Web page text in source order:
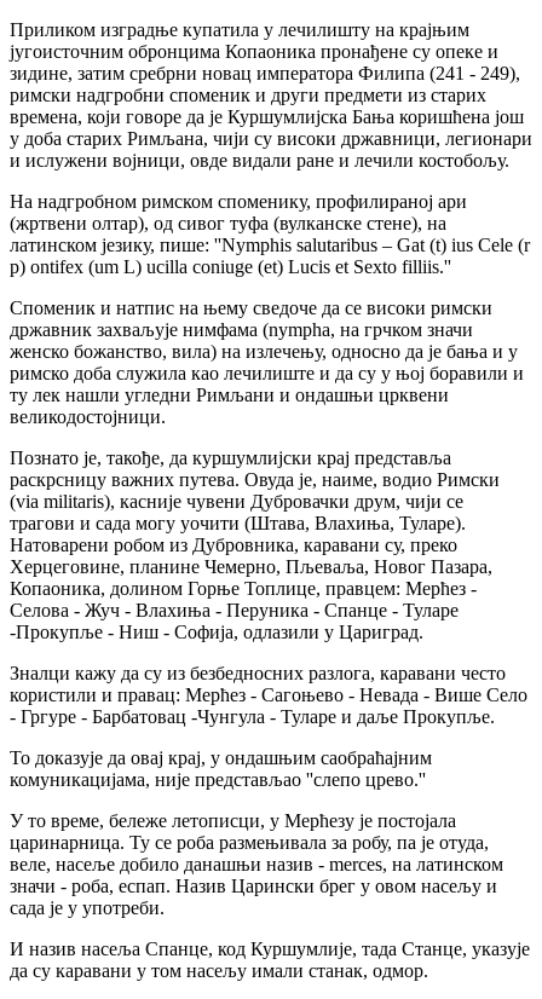
Приликом изградње купатила у лечилишту на крајњим
југоисточним обронцима Копаоника пронађене су опеке и
зидине, затим сребрни новац императора Филипа (241 - 249),
римски надгробни споменик и други предмети из старих
времена, који говоре да је Куршумлијска Бања коришћена још
у доба старих Римљана, чији су високи државници, легионари
и ислужени војници, овде видали ране и лечили костобољу.
На надгробном римском споменику, профилираној ари
(жртвени олтар), од сивог туфа (вулканске стене), на
латинском језику, пише: ''Nymphis salutaribus – Gat (t) ius Cele (r
p) ontifex (um L) ucilla coniuge (et) Lucis et Sexto filliis.''
Споменик и натпис на њему сведоче да се високи римски
државник захваљује нимфама (nymphа, на грчком значи
женско божанство, вила) на излечењу, односно да је бања и у
римско доба служила као лечилиште и да су у њој боравили и
ту лек нашли угледни Римљани и ондашњи црквени
великодостојници.
Познато је, такође, да куршумлијски крај представља
раскрсницу важних путева. Овуда је, наиме, водио Римски
(via militaris), касније чувени Дубровачки друм, чији се
трагови и сада могу уочити (Штава, Влахиња, Туларе).
Натоварени робом из Дубровника, каравани су, преко
Херцеговине, планине Чемерно, Пљеваља, Новог Пазара,
Копаоника, долином Горње Топлице, правцем: Мерћез -
Селова - Жуч - Влахиња - Перуника - Спанце - Туларе
-Прокупље - Ниш - Софија, одлазили у Цариград.
Зналци кажу да су из безбедносних разлога, каравани често
користили и правац: Мерћез - Сагоњево - Невада - Више Село
- Гргуре - Барбатовац -Чунгула - Туларе и даље Прокупље.
То доказује да овај крај, у ондашњим саобраћајним
комуникацијама, није представљао ''слепо црево.''
У то време, бележе летописци, у Мерћезу је постојала
царинарница. Ту се роба размењивала за робу, па је отуда,
веле, насеље добило данашњи назив - merces, на латинском
значи - роба, еспап. Назив Царински брег у овом насељу и
сада је у употреби.
И назив насеља Спанце, код Куршумлије, тада Станце, указује
да су каравани у том насељу имали станак, одмор.